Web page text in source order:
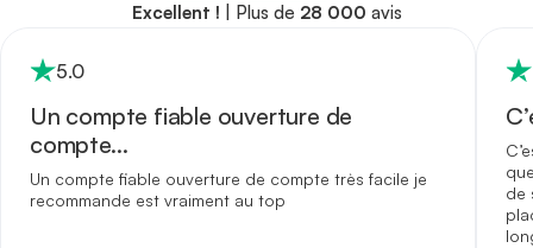
Excellent ! Plus de 28 000 avis
5.0
Un compte fiable ouverture de
compte…
Un compte fiable ouverture de compte très facile je
recommande est vraiment au top
de